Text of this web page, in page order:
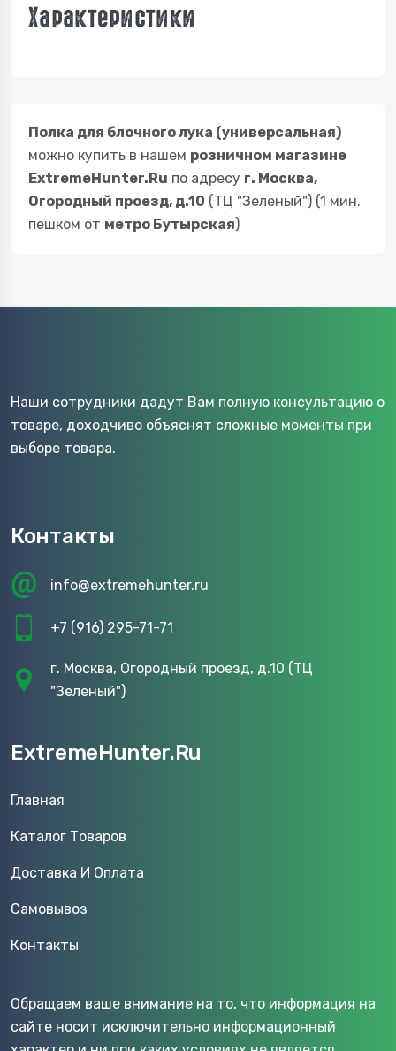
Характеристики
Полка для блочного лука (универсальная)
можно купить в нашем розничном магазине
ExtremeHunter.Ru по адресу г. Москва,
Огородный проезд, д.10 (ТЦ "Зеленый") (1 мин.
пешком от метро Бутырская)
Наши сотрудники дадут Вам полную консультацию о
товаре, доходчиво объяснят сложные моменты при
выборе товара.
Контакты
info@extremehunter.ru
+7 (916) 295-71-71
г. Москва, Огородный проезд, д.10 (ТЦ
"Зеленый")
ExtremeHunter.Ru
Главная
Каталог Товаров
Доставка И Оплата
Самовывоз
Контакты
Обращаем ваше внимание на то, что информация на
сайте носит исключительно информационный